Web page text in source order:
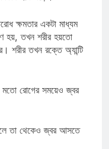
ক্ষমতার একটা মাধ্যম
হয়, তখন শরীর হয়তো
শরীর তখন রক্তে অ্যান্টি
মতো রোগের সময়েও জ্বর
তা থেকেও জ্বর আসতে